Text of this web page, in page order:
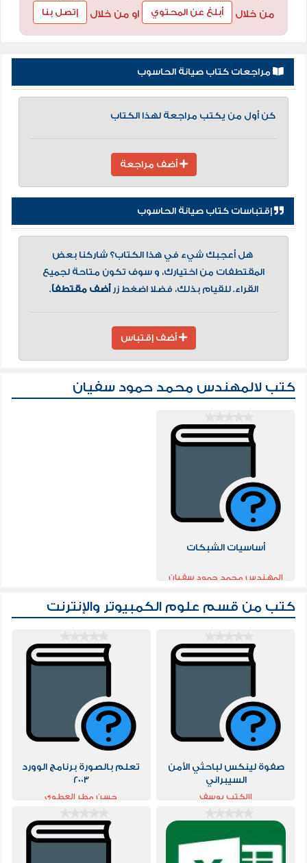
من خلال
أبلغ عن المحتوي او من خلال إتصل بنا
مراجعات كتاب صيانة الحاسوب
كن أول من يكتب مراجعة لهذا الكتاب
أضف مراجعة
إقتباسات كتاب صيانة الحاسوب
هل أعجبك شيء في هذا الكتاب؟ شاركنا بعض
المقتطفات من اختيارك، و سوف تكون متاحة لجميع
القراء. للقيام بذلك، فضلا اضغط زرأضف مقتطفاً.
أضف إقتباس
كتب لالمهندس محمد حمود سفيان
أساسيات الشبكات
المهندس محمد حمود سفيان
كتب من قسم علوم الكمبيوتر والإنترنت
صفوة لينكس لباحثي الأمن
السيبراني
االكتب يوسف
تعلم بالصورة برنامج الوورد
2003
حسن مطر العطوي